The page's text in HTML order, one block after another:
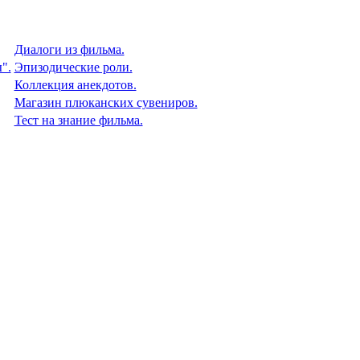
Диалоги из фильма.
Эпизодические роли.
Коллекция анекдотов.
Магазин плюканских сувениров.
Тест на знание фильма.